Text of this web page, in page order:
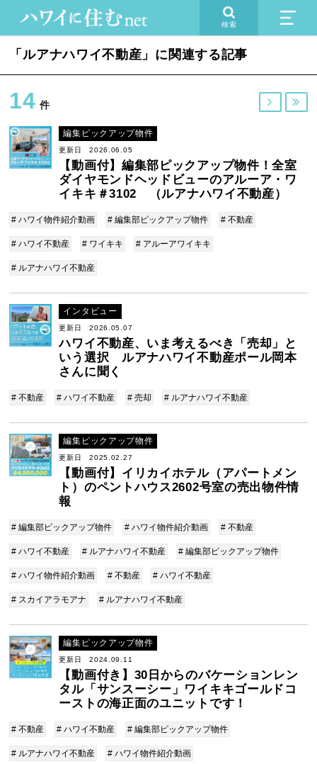
検索
「ルアナハワイ不動産」に関連する記事
14 件  
編集ピックアップ物件
更新日 2026.06.05
【動画付】編集部ピックアップ物件！全室
ダイヤモンドヘッドビューのアルーア・ワ
イキキ＃3102 （ルアナハワイ不動産）
# ハワイ物件紹介動画 # 編集部ピックアップ物件 # 不動産
# ハワイ不動産 # ワイキキ # アルーアワイキキ
# ルアナハワイ不動産
インタビュー
更新日 2026.05.07
ハワイ不動産、いま考えるべき「売却」と
いう選択 ルアナハワイ不動産ポール岡本
さんに聞く
# 不動産 # ハワイ不動産 # 売却 # ルアナハワイ不動産
編集ピックアップ物件
更新日 2025.02.27
【動画付】イリカイホテル（アパートメン
ト）のペントハウス2602号室の売出物件情
報
# 編集部ピックアップ物件 # ハワイ物件紹介動画 # 不動産
# ハワイ不動産 # ルアナハワイ不動産 # 編集部ピックアップ物件
# ハワイ物件紹介動画 # 不動産 # ハワイ不動産
# スカイアラモアナ # ルアナハワイ不動産
編集ピックアップ物件
更新日 2024.09.11
【動画付き】30日からのバケーションレン
タル「サンスーシー」ワイキキゴールドコ
ーストの海正面のユニットです！
# 不動産 # ハワイ不動産 # 編集部ピックアップ物件
# ルアナハワイ不動産 # ハワイ物件紹介動画